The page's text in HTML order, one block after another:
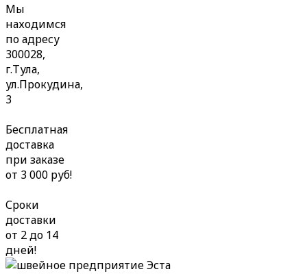
Мы
находимся
по адресу
300028,
г.Тула,
ул.Прокудина,
3
Бесплатная
доставка
при заказе
от 3 000 руб!
Сроки
доставки
от 2 до 14
дней!